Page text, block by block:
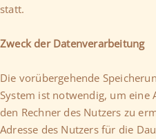
statt.
Zweck der Datenverarbeitung
Die vorübergehende
System ist notwendig, um eine
den Rechner des Nutzers zu
Adresse des Nutzers für die